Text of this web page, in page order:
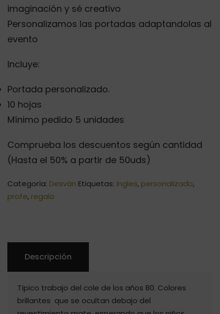
imaginación y sé creativo
Personalizamos las portadas adaptandolas al
evento
Incluye:
Portada personalizado.
10 hojas
Mínimo pedido 5 unidades
Comprueba los descuentos según cantidad
(Hasta el 50% a partir de 50uds)
Categoría: Desván Etiquetas: ingles, personalizado,
profe, regalo
Descripción
Típico trabajo del cole de los años 80. Colores
brillantes que se ocultan debajo del